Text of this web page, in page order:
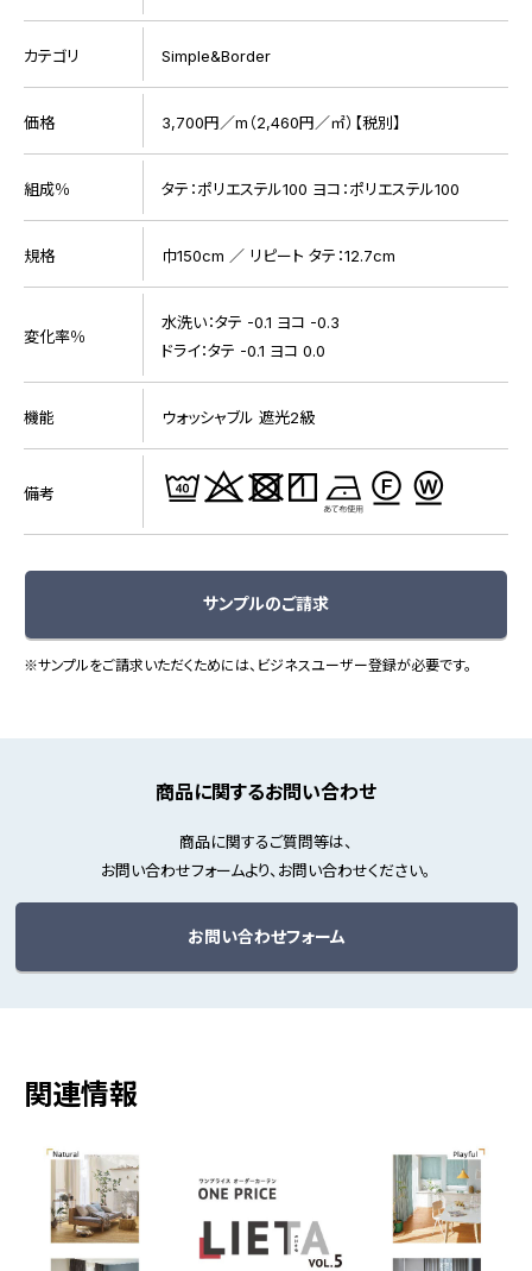
カテゴリ Simple&Border
価格 3,700円／m（2,460円／㎡）【税別】
組成％ タテ：ポリエステル100 ヨコ：ポリエステル100
規格 巾150cm ／ リピート タテ：12.7cm
変化率％
水洗い：タテ -0.1 ヨコ -0.3
ドライ：タテ -0.1 ヨコ 0.0
機能 ウォッシャブル 遮光2級
備考
サンプルのご請求
※サンプルをご請求いただくためには、ビジネスユーザー登録が必要です。
商品に関するお問い合わせ
商品に関するご質問等は、
お問い合わせフォームより、お問い合わせください。
お問い合わせフォーム
関連情報